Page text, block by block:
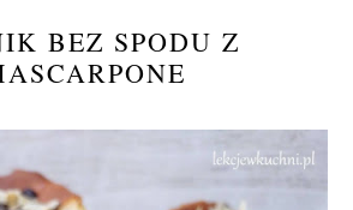
BEZ SPODU Z